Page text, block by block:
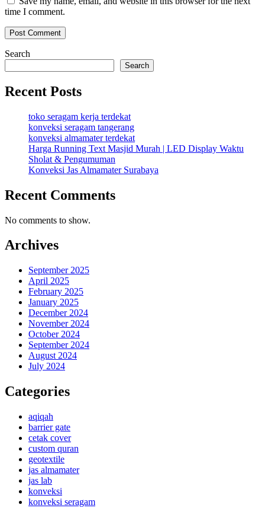
time I comment.
Search
Search
Recent Posts
toko seragam kerja terdekat
konveksi seragam tangerang
konveksi almamater terdekat
Harga Running Text Masjid Murah | LED Display Waktu
Sholat & Pengumuman
Konveksi Jas Almamater Surabaya
Recent Comments
No comments to show.
Archives
September 2025
April 2025
February 2025
January 2025
December 2024
November 2024
October 2024
September 2024
August 2024
July 2024
Categories
aqiqah
barrier gate
cetak cover
custom quran
geotextile
jas almamater
jas lab
konveksi
konveksi seragam